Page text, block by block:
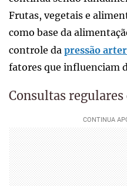
Frutas, vegetais e
como base da
controle da pressão
fatores que influenciam
Consultas